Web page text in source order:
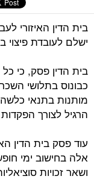
בית הדין האיזורי
ישלם לעובדת פיצוי בסכום
בית הדין פסק, כי
כבונוס בתלושי
מותנות בתנאי
הרגיל לצורך
עוד פסק בית הדין
אלה בחישוב ימי
ושאר זכויות